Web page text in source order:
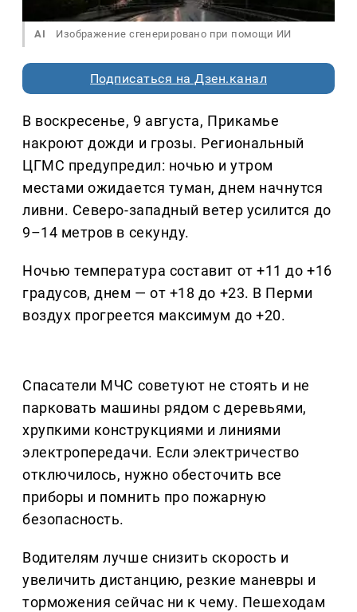
AI Изображение сгенерировано при помощи ИИ
Подписаться на Дзен.канал
В воскресенье, 9 августа, Прикамье
накроют дожди и грозы. Региональный
ЦГМС предупредил: ночью и утром
местами ожидается туман, днем начнутся
ливни. Северо-западный ветер усилится до
9–14 метров в секунду.
Ночью температура составит от +11 до +16
градусов, днем — от +18 до +23. В Перми
воздух прогреется максимум до +20.
Спасатели МЧС советуют не стоять и не
парковать машины рядом с деревьями,
хрупкими конструкциями и линиями
электропередачи. Если электричество
отключилось, нужно обесточить все
приборы и помнить про пожарную
безопасность.
Водителям лучше снизить скорость и
увеличить дистанцию, резкие маневры и
торможения сейчас ни к чему. Пешеходам